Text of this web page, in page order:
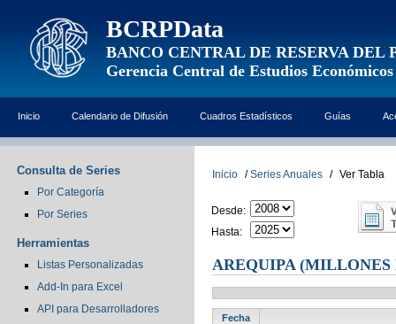
BCRPData
BANCO CENTRAL DE RESERVA DEL
Gerencia Central de Estudios Económicos
Inicio Calendario de Difusión Cuadros Estadísticos Guías
Consulta de Series
Por Categoría
Por Series
Herramientas
Listas Personalizadas
Add-In para Excel
API para Desarrolladores
Inicio / Series Anuales / Ver Tabla
Desde:
Hasta:
AREQUIPA (MILLONES
Fecha